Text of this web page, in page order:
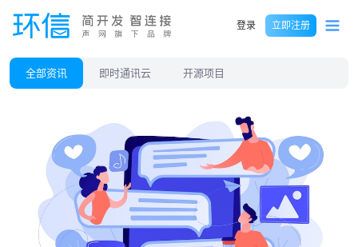
登录 立即注册
全部资讯 即时通讯云 开源项目